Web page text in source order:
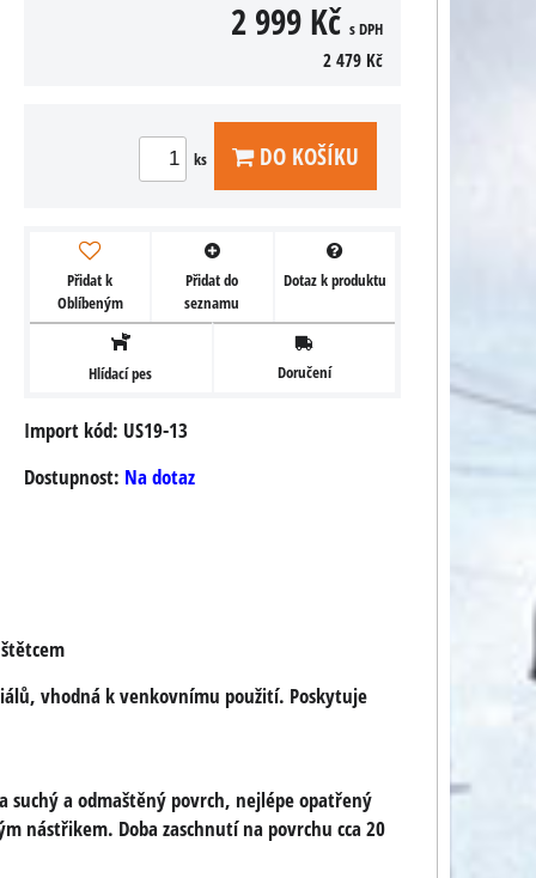
2 999 Kč s DPH
2 479 Kč
ks DO KOŠÍKU
Přidat k
Oblíbeným
Přidat do
seznamu
Dotaz k produktu
Hlídací pes Doručení
Import kód: US19-13
Dostupnost: Na dotaz
vhodná k venkovnímu použití. Poskytuje
suchý a odmaštěný povrch, nejlépe opatřený
nástřikem. Doba zaschnutí na povrchu cca 20